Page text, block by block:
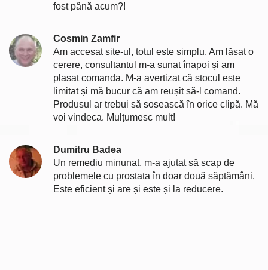
fost până acum?!
Cosmin Zamfir
Am accesat site-ul, totul este simplu. Am lăsat o
cerere, consultantul m-a sunat înapoi și am
plasat comanda. M-a avertizat că stocul este
limitat și mă bucur că am reușit să-l comand.
Produsul ar trebui să sosească în orice clipă. Mă
voi vindeca. Mulțumesc mult!
Dumitru Badea
Un remediu minunat, m-a ajutat să scap de
problemele cu prostata în doar două săptămâni.
Este eficient și are și este și la reducere.